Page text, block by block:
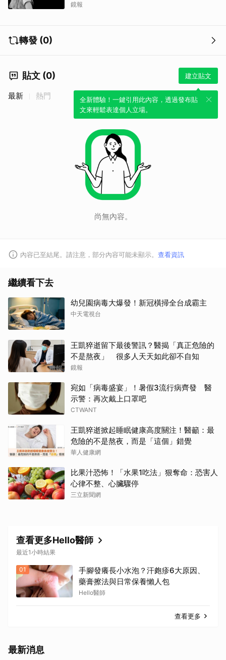
鏡報
轉發 (0)
貼文 (0) 建立貼文
全新體驗！一鍵引用此內容，透過發布貼
文來輕鬆表達個人立場。
最新 熱門
尚無內容。
內容已至結尾。請注意，部分內容可能未顯示。 查看資訊
繼續看下去
幼兒園病毒大爆發！新冠橫掃全台成霸主
中天電視台
王凱猝逝留下最後警訊？醫揭「真正危險的
不是熬夜」 很多人天天如此卻不自知
鏡報
宛如「病毒盛宴」！暑假3流行病齊發 醫
示警：再次戴上口罩吧
CTWANT
王凱猝逝掀起睡眠健康高度關注！醫籲：最
危險的不是熬夜，而是「這個」錯覺
華人健康網
比果汁恐怖！「水果1吃法」狠奪命：恐害人
心律不整、心臟驟停
三立新聞網
查看更多Hello醫師
最近1小時結果
01
手腳發癢長小水泡？汗皰疹6大原因、
藥膏擦法與日常保養懶人包
Hello醫師
查看更多
最新消息